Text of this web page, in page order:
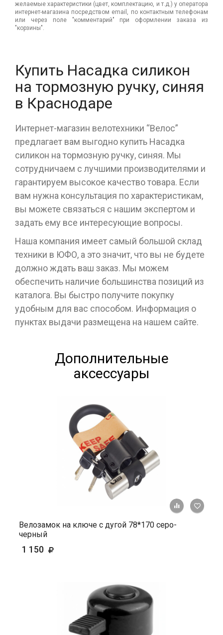
желаемые характеристики (цвет, комплектацию, и т.д.) у оператора
интернет-магазина посредством email, по контактным телефонам
или через поле "комментарий" при оформлении заказа из
"корзины".
Купить Насадка силикон
на тормозную ручку, синяя
в Краснодаре
Интернет-магазин велотехники “Велос”
предлагает вам выгодно купить Насадка
силикон на тормозную ручку, синяя. Мы
сотрудничаем с лучшими производителями и
гарантируем высокое качество товара. Если
вам нужна консультация по характеристикам,
вы можете связаться с нашим экспертом и
задать ему все интересующие вопросы.
Наша компания имеет самый большой склад
техники в ЮФО, а это значит, что вы не будете
должно ждать ваш заказ. Мы можем
обеспечить наличие большинства позиций из
каталога. Вы быстро получите покупку
удобным для вас способом. Информация о
пунктах выдачи размещена на нашем сайте.
Дополнительные
аксессуары
+ К
Велозамок на ключе с дугой 78*170 серо-
черный
1 150